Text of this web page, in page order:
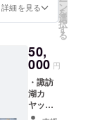
ます) ・
諏訪湖
カヤッ
アーご
招待ペ
アチ
ケット
・諏訪
湖カ
ヤック
詳細を見る ン
を
選
択
す
る
50,
000 円
・諏訪
湖カ
ヤック
プロ